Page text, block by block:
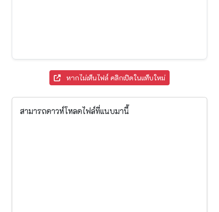
หากไม่เห็นไฟล์ คลิกเปิดในแท็บใหม่
สามารถดาวห์โหลดไฟล์ที่แนบมานี้